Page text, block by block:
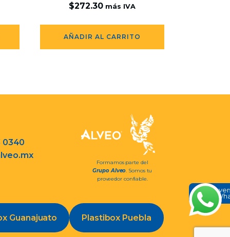
en
$272.30 más IVA
AÑADIR AL CARRITO
0340
Formamos parte del
Grupo Alveo. Somos tu
proveedor confiable.
Guanajuato Plastibox Puebla